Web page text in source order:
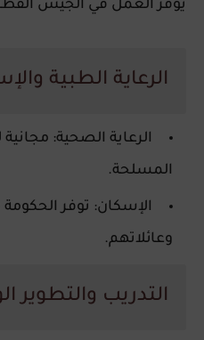
يوفر العمل في الجيش
الرعاية الطبية
الرعاية الصحية: مجانية
المسلحة.
الإسكان: توفر
وعائلاتهم.
التدريب والتطوير